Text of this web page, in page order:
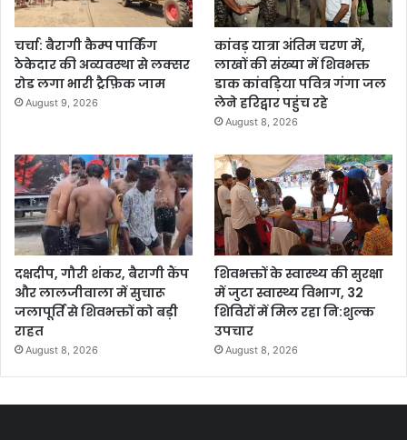
चर्चा: बैरागी कैम्प पार्किंग
ठेकेदार की अव्यवस्था से लक्सर
रोड लगा भारी ट्रैफ़िक जाम
August 9, 2026
कांवड़ यात्रा अंतिम चरण में,
लाखों की संख्या में शिवभक्त
डाक कांवड़िया पवित्र गंगा जल
लेने हरिद्वार पहुंच रहे
August 8, 2026
दक्षदीप, गौरी शंकर, बैरागी कैंप
और लालजीवाला में सुचारू
जलापूर्ति से शिवभक्तों को बड़ी
राहत
August 8, 2026
शिवभक्तों के स्वास्थ्य की सुरक्षा
में जुटा स्वास्थ्य विभाग, 32
शिविरों में मिल रहा नि:शुल्क
उपचार
August 8, 2026